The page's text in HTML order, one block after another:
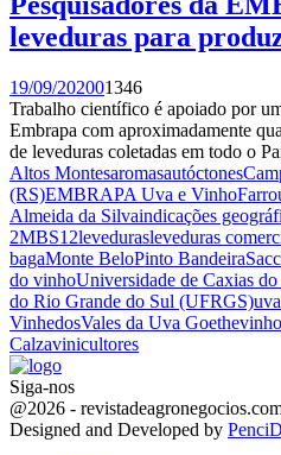
leveduras para
19/09/202001346
Trabalho científico é apoiado por
Embrapa com aproximadamente
de leveduras coletadas em todo o
Altos Montesaromasautóctones
(RS)EMBRAPA Uva e Vinho
Almeida da Silvaindicações
2MBS12levedurasleveduras
bagaMonte BeloPinto Bandeira
do vinhoUniversidade de Caxias
do Rio Grande do Sul (UFRGS)uva
VinhedosVales da Uva Goethe
Calzavinicultores
Siga-nos
Facebook
Twitter
Instagram
Linkedin
Youtube
Email
@2026 -
Designed and Developed by